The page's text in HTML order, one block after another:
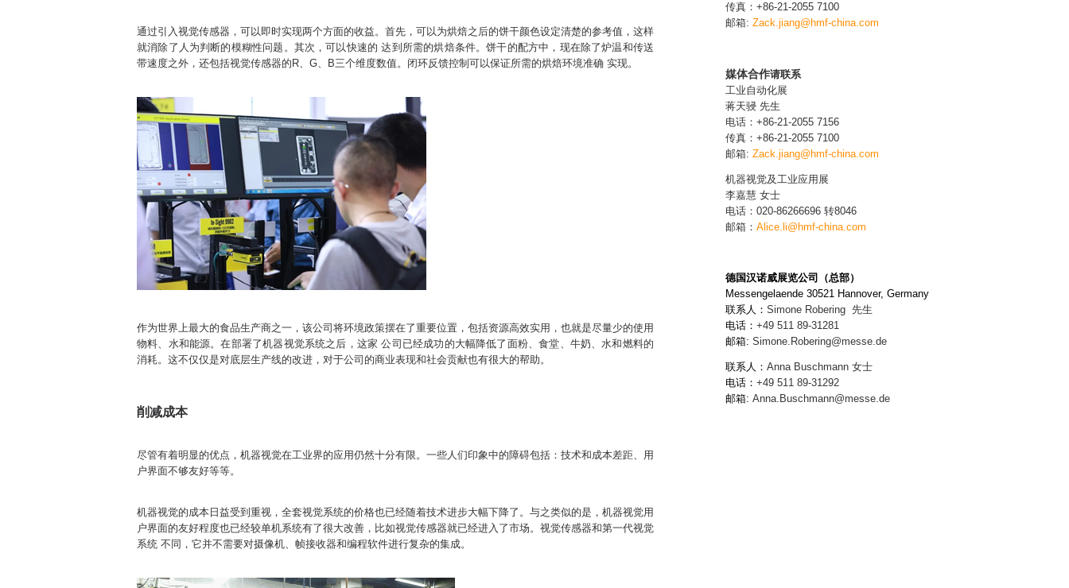
通过引入视觉传感器，可以即时实现两个方面的收益。首先，可以为烘焙之后的饼干颜色设定清楚的参考值，这样
就消除了人为判断的模糊性问题。其次，可以快速的 达到所需的烘焙条件。饼干的配方中，现在除了炉温和传送
带速度之外，还包括视觉传感器的R、G、B三个维度数值。闭环反馈控制可以保证所需的烘焙环境准确 实现。
作为世界上最大的食品生产商之一，该公司将环境政策摆在了重要位置，包括资源高效实用，也就是尽量少的使用
物料、水和能源。在部署了机器视觉系统之后，这家 公司已经成功的大幅降低了面粉、食堂、牛奶、水和燃料的
消耗。这不仅仅是对底层生产线的改进，对于公司的商业表现和社会贡献也有很大的帮助。
削减成本
尽管有着明显的优点，机器视觉在工业界的应用仍然十分有限。一些人们印象中的障碍包括：技术和成本差距、用
户界面不够友好等等。
机器视觉的成本日益受到重视，全套视觉系统的价格也已经随着技术进步大幅下降了。与之类似的是，机器视觉用
户界面的友好程度也已经较单机系统有了很大改善，比如视觉传感器就已经进入了市场。视觉传感器和第一代视觉
系统 不同，它并不需要对摄像机、帧接收器和编程软件进行复杂的集成。
传真：+86-21-2055 7100
邮箱: Zack.jiang@hmf-china.com
媒体合作请联系
工业自动化展
蒋天骎 先生
电话：+86-21-2055 7156
传真：+86-21-2055 7100
邮箱: Zack.jiang@hmf-china.com
机器视觉及工业应用展
李嘉慧 女士
电话：020-86266696 转8046
邮箱： Alice.li@hmf-china.com
德国汉诺威展览公司（总部）
Messengelaende 30521 Hannover, Germany
联系人： Simone Robering 先生
电话： +49 511 89-31281
邮箱: Simone.Robering@messe.de
联系人： Anna Buschmann 女士
电话： +49 511 89-31292
邮箱: Anna.Buschmann@messe.de